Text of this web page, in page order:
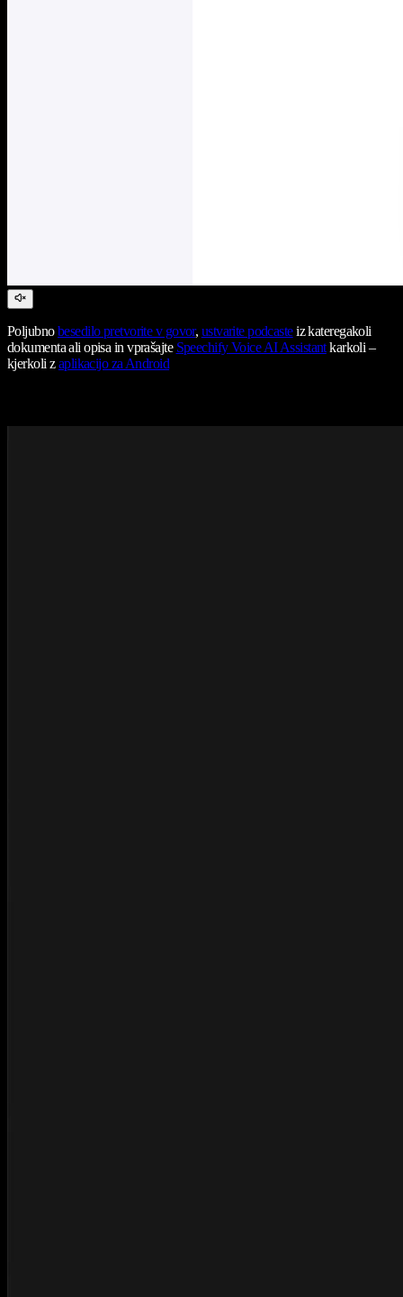
Poljubnobesedilo pretvorite v govor, ustvarite podcasteiz kateregakoli
dokumenta ali opisa in vprašajte Speechify Voice AI Assistantkarkoli –
kjerkoli zaplikacijo za Android